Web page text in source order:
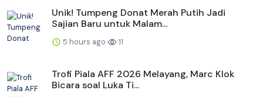
Unik! Tumpeng Donat Merah Putih Jadi
Sajian Baru untuk Malam...
5 hours ago 11
Trofi Piala AFF 2026 Melayang, Marc Klok
Bicara soal Luka Ti...